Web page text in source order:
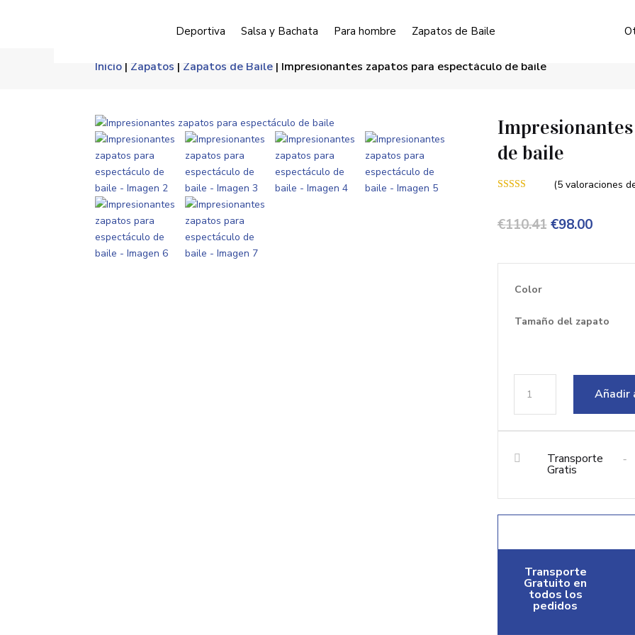
Deportiva Salsa y Bachata Para hombre Zapatos de Baile
Inicio | Zapatos | Zapatos de Baile | Impresionantes zapatos para espectáculo de baile
de baile
base a
valoraciones
(5 valoraciones
€110.41 El
€110.41.
€98.00El
€98.00.
Color
Tamaño del zapato
zapatos
para
espectáculo
baile
Añadir
 Transporte
Gratis
-
Transporte
Gratuito en
todos los
pedidos